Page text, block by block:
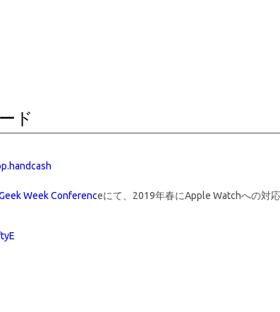
ド
Week Conferenceにて、2019年春にApple Watchへの対応